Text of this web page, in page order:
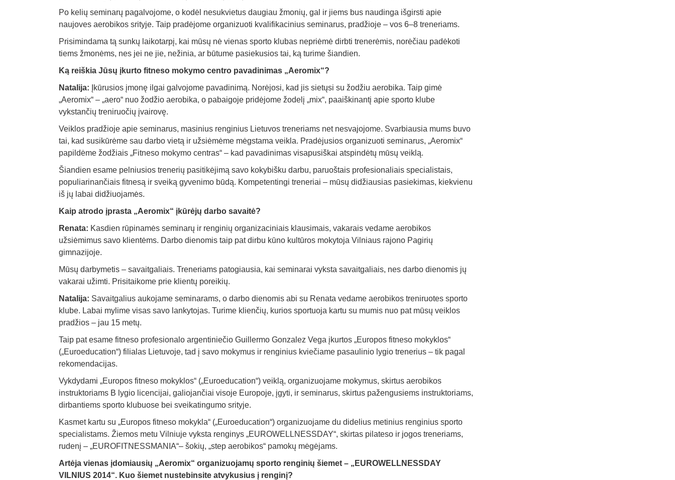
Po kelių seminarų pagalvojome, o kodėl nesukvietus daugiau žmonių, gal ir jiems bus naudinga išgirsti apie
naujoves aerobikos srityje. Taip pradėjome organizuoti kvalifikacinius seminarus, pradžioje – vos 6–8 treneriams.
Prisimindama tą sunkų laikotarpį, kai mūsų nė vienas sporto klubas nepriėmė dirbti trenerėmis, norėčiau padėkoti
tiems žmonėms, nes jei ne jie, nežinia, ar būtume pasiekusios tai, ką turime šiandien.
Ką reiškia Jūsų įkurto fitneso mokymo centro pavadinimas „Aeromix“?
Natalija:
Įkūrusios įmonę ilgai galvojome pavadinimą. Norėjosi, kad jis sietųsi su žodžiu aerobika. Taip gimė
„Aeromix“ – „aero“ nuo žodžio aerobika, o pabaigoje pridėjome žodelį „mix“, paaiškinantį apie sporto klube
vykstančių treniruočių įvairovę.
Veiklos pradžioje apie seminarus, masinius renginius Lietuvos treneriams net nesvajojome. Svarbiausia mums buvo
tai, kad susikūrėme sau darbo vietą ir užsiėmėme mėgstama veikla. Pradėjusios organizuoti seminarus, „Aeromix“
papildėme žodžiais „Fitneso mokymo centras“ – kad pavadinimas visapusiškai atspindėtų mūsų veiklą.
Šiandien esame pelniusios trenerių pasitikėjimą savo kokybišku darbu, paruoštais profesionaliais specialistais,
populiarinančiais fitnesą ir sveiką gyvenimo būdą. Kompetentingi treneriai – mūsų didžiausias pasiekimas, kiekvienu
iš jų labai didžiuojamės.
Kaip atrodo įprasta „Aeromix“ įkūrėjų darbo savaitė?
Renata: Kasdien rūpinamės seminarų ir renginių organizaciniais klausimais, vakarais vedame aerobikos
užsiėmimus savo klientėms. Darbo dienomis taip pat dirbu kūno kultūros mokytoja Vilniaus rajono Pagirių
gimnazijoje.
Mūsų darbymetis – savaitgaliais. Treneriams patogiausia, kai seminarai vyksta savaitgaliais, nes darbo dienomis jų
vakarai užimti. Prisitaikome prie klientų poreikių.
Natalija: Savaitgalius aukojame seminarams, o darbo dienomis abi su Renata vedame aerobikos treniruotes sporto
klube. Labai mylime visas savo lankytojas. Turime klienčių, kurios sportuoja kartu su mumis nuo pat mūsų veiklos
pradžios – jau 15 metų.
Taip pat esame fitneso profesionalo argentiniečio Guillermo Gonzalez Vega įkurtos „Europos fitneso mokyklos“
(„Euroeducation“) filialas Lietuvoje, tad į savo mokymus ir renginius kviečiame pasaulinio lygio trenerius – tik pagal
rekomendacijas.
Vykdydami „Europos fitneso mokyklos“ („Euroeducation“) veiklą, organizuojame mokymus, skirtus aerobikos
instruktoriams B lygio licencijai, galiojančiai visoje Europoje, įgyti, ir seminarus, skirtus pažengusiems instruktoriams,
dirbantiems sporto klubuose bei sveikatingumo srityje.
Kasmet kartu su „Europos fitneso mokykla“ („Euroeducation“) organizuojame du didelius metinius renginius sporto
specialistams. Žiemos metu Vilniuje vyksta renginys „EUROWELLNESSDAY“, skirtas pilateso ir jogos treneriams,
rudenį – „EUROFITNESSMANIA“– šokių, „step aerobikos“ pamokų mėgėjams.
Artėja vienas įdomiausių „Aeromix“ organizuojamų sporto renginių šiemet – „EUROWELLNESSDAY
VILNIUS 2014“. Kuo šiemet nustebinsite atvykusius į renginį?